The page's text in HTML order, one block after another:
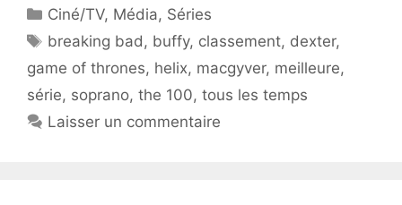
Catégories
Ciné/TV, Média, Séries
Étiquettes
breaking bad , buffy, classement, dexter,
game of thrones, helix, macgyver, meilleure,
série, soprano, the 100, tous les temps
Laisser un commentaire